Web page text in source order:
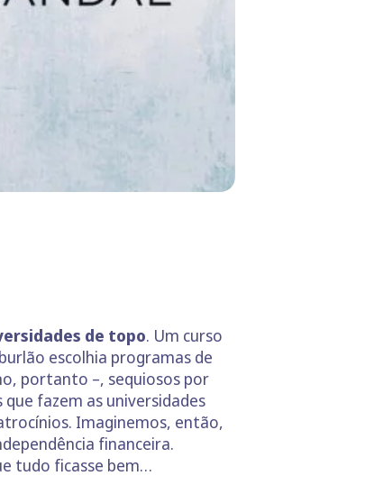
de topo. Um curso
escolhia programas de
portanto –, sequiosos por
fazem as universidades
Imaginemos, então,
financeira.
tudo ficasse bem…